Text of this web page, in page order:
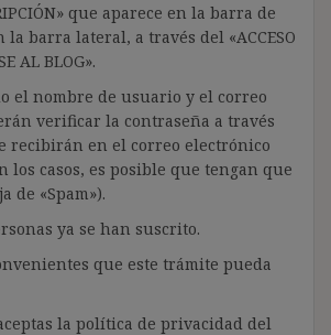
que aparece en la barra de
la barra lateral, a través del «ACCESO
AL BLOG».
el nombre de usuario y el correo
verificar la contraseña a través
recibirán en el correo electrónico
los casos, es posible que tengan que
de «Spam»).
ya se han suscrito.
que este trámite pueda
la política de privacidad del